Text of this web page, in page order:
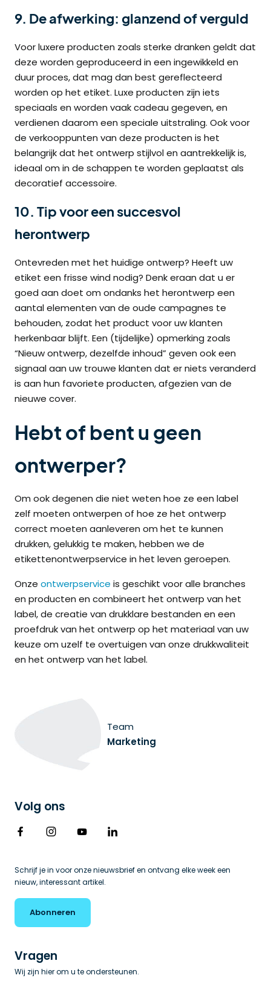
9. De afwerking: glanzend of verguld
Voor luxere producten zoals sterke dranken geldt dat
deze worden geproduceerd in een ingewikkeld en
duur proces, dat mag dan best gereflecteerd
worden op het etiket. Luxe producten zijn iets
speciaals en worden vaak cadeau gegeven, en
verdienen daarom een speciale uitstraling. Ook voor
de verkooppunten van deze producten is het
belangrijk dat het ontwerp stijlvol en aantrekkelijk is,
ideaal om in de schappen te worden geplaatst als
decoratief accessoire.
10. Tip voor een succesvol
herontwerp
Ontevreden met het huidige ontwerp? Heeft uw
etiket een frisse wind nodig? Denk eraan dat u er
goed aan doet om ondanks het herontwerp een
aantal elementen van de oude campagnes te
behouden, zodat het product voor uw klanten
herkenbaar blijft. Een (tijdelijke) opmerking zoals
“Nieuw ontwerp, dezelfde inhoud” geven ook een
signaal aan uw trouwe klanten dat er niets veranderd
is aan hun favoriete producten, afgezien van de
nieuwe cover.
Hebt of bent u geen
ontwerper?
Om ook degenen die niet weten hoe ze een label
zelf moeten ontwerpen of hoe ze het ontwerp
correct moeten aanleveren om het te kunnen
drukken, gelukkig te maken, hebben we de
etikettenontwerpservice in het leven geroepen.
Onze ontwerpservice is geschikt voor alle branches
en producten en combineert het ontwerp van het
label, de creatie van drukklare bestanden en een
proefdruk van het ontwerp op het materiaal van uw
keuze om uzelf te overtuigen van onze drukkwaliteit
en het ontwerp van het label.
Team
Marketing
Volg ons
Schrijf je in voor onze nieuwsbrief en ontvang elke week een
nieuw, interessant artikel.
Abonneren
Vragen
Wij zijn hier om u te ondersteunen.